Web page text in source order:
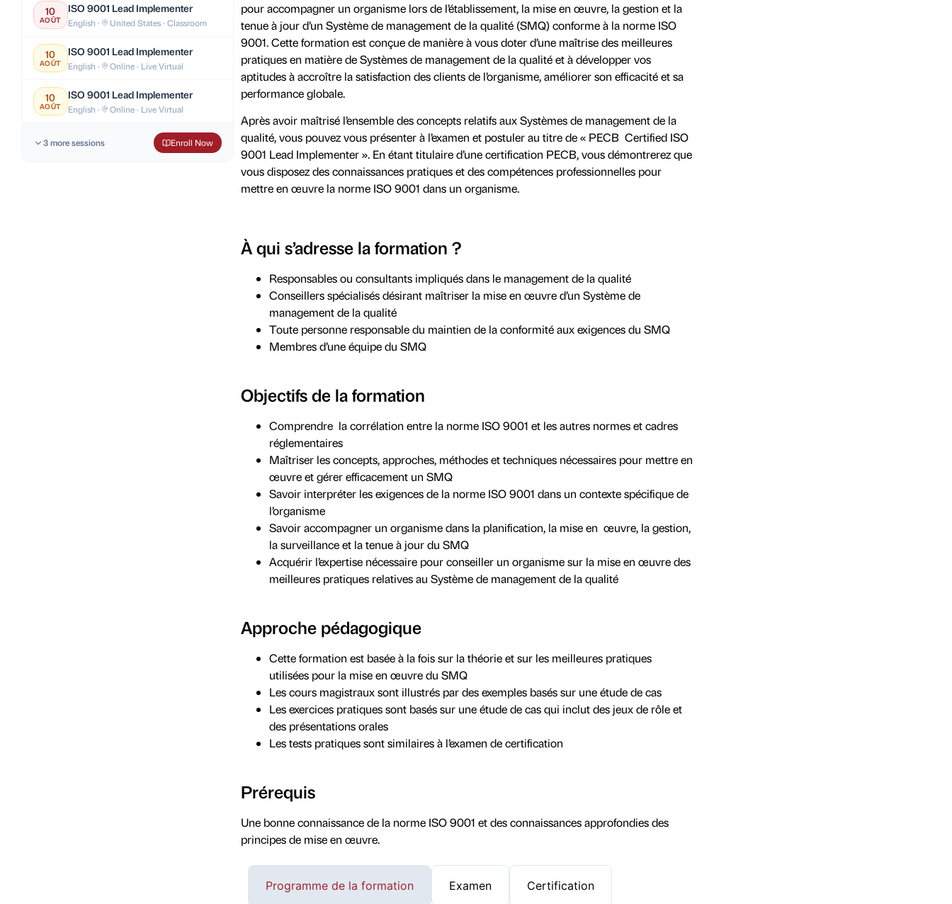
10
AOÛT
ISO 9001 Lead Implementer
English · United States · Classroom
10
AOÛT
ISO 9001 Lead Implementer
English · Online · Live Virtual
10
AOÛT
ISO 9001 Lead Implementer
English · Online · Live Virtual
3 more sessions Enroll Now
pour accompagner un organisme lors de l’établissement, la mise en œuvre, la gestion et la
tenue à jour d’un Système de management de la qualité (SMQ) conforme à la norme ISO
9001. Cette formation est conçue de manière à vous doter d’une maîtrise des meilleures
pratiques en matière de Systèmes de management de la qualité et à développer vos
aptitudes à accroître la satisfaction des clients de l’organisme, améliorer son efficacité et sa
performance globale.
Après avoir maîtrisé l’ensemble des concepts relatifs aux Systèmes de management de la
qualité, vous pouvez vous présenter à l’examen et postuler au titre de « PECB Certified ISO
9001 Lead Implementer ». En étant titulaire d’une certification PECB, vous démontrerez que
vous disposez des connaissances pratiques et des compétences professionnelles pour
mettre en œuvre la norme ISO 9001 dans un organisme.
À qui s’adresse la formation ?
Responsables ou consultants impliqués dans le management de la qualité
Conseillers spécialisés désirant maîtriser la mise en œuvre d’un Système de
management de la qualité
Toute personne responsable du maintien de la conformité aux exigences du SMQ
Membres d’une équipe du SMQ
Objectifs de la formation
Comprendre la corrélation entre la norme ISO 9001 et les autres normes et cadres
réglementaires
Maîtriser les concepts, approches, méthodes et techniques nécessaires pour mettre en
œuvre et gérer efficacement un SMQ
Savoir interpréter les exigences de la norme ISO 9001 dans un contexte spécifique de
l’organisme
Savoir accompagner un organisme dans la planification, la mise en œuvre, la gestion,
la surveillance et la tenue à jour du SMQ
Acquérir l’expertise nécessaire pour conseiller un organisme sur la mise en œuvre des
meilleures pratiques relatives au Système de management de la qualité
Approche pédagogique
Cette formation est basée à la fois sur la théorie et sur les meilleures pratiques
utilisées pour la mise en œuvre du SMQ
Les cours magistraux sont illustrés par des exemples basés sur une étude de cas
Les exercices pratiques sont basés sur une étude de cas qui inclut des jeux de rôle et
des présentations orales
Les tests pratiques sont similaires à l’examen de certification
Prérequis
Une bonne connaissance de la norme ISO 9001 et des connaissances approfondies des
principes de mise en œuvre.
Programme de la formation Examen Certification